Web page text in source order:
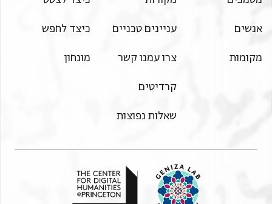
אנשים
מקומות
עניינים טכניים
צרו עמנו קשר
קרדיטים
שאלות נפוצות
כיצד לחפש
מונחון